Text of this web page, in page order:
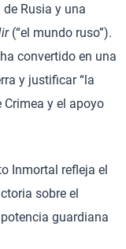
Rusia y una
(“el mundo ruso”).
convertido en una
y justificar “la
y el apoyo
Inmortal refleja el
sobre el
guardiana